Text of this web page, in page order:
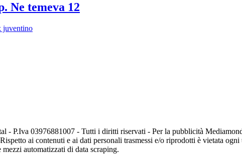
Ne temeva 12
juventino
- P.Iva 03976881007 - Tutti i diritti riservati - Per la pubblicità
Rispetto ai contenuti e ai dati personali trasmessi e/o riprodotti è vietata
automatizzati di data scraping.